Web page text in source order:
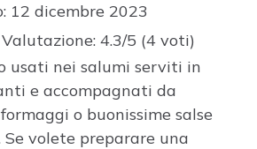
12 dicembre 2023
Valutazione: 4.3/5 (4 voti)
usati nei salumi serviti in
e accompagnati da
o buonissime salse
Se volete preparare una